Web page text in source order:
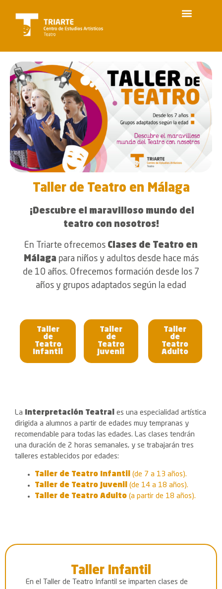
Taller de Teatro en Málaga
¡Descubre el maravilloso mundo del
teatro con nosotros!
En Triarte ofrecemos Clases de Teatro en
Málaga para niños y adultos desde hace más
de 10 años. Ofrecemos formación desde los 7
años y grupos adaptados según la edad
Taller
de
Teatro
Infantil
Taller
de
Teatro
Juvenil
Taller
de
Teatro
Adulto
La Interpretación Teatral
es una especialidad artística
dirigida a alumnos a partir de edades muy tempranas y
recomendable para todas las edades. Las clases tendrán
una duración de 2 horas semanales, y se trabajarán tres
talleres establecidos por edades:
Taller de Teatro Infantil (de 7 a 13 años).
Taller de Teatro Juvenil (de 14 a 18 años).
Taller de Teatro Adulto (a partir de 18 años).
Taller Infantil
En el Taller de Teatro Infantil se imparten clases de